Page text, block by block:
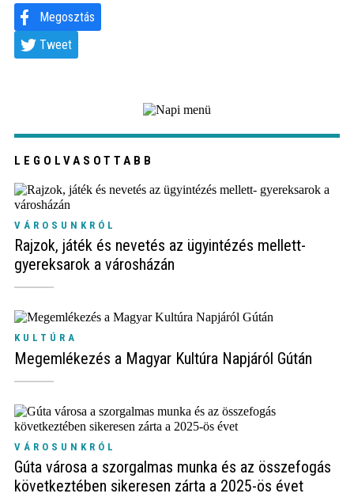
Megosztás
Tweet
LEGOLVASOTTABB
VÁROSUNKRÓL
Rajzok, játék és nevetés az ügyintézés mellett-
gyereksarok a városházán
KULTÚRA
Megemlékezés a Magyar Kultúra Napjáról Gútán
VÁROSUNKRÓL
Gúta városa a szorgalmas munka és az összefogás
következtében sikeresen zárta a 2025-ös évet